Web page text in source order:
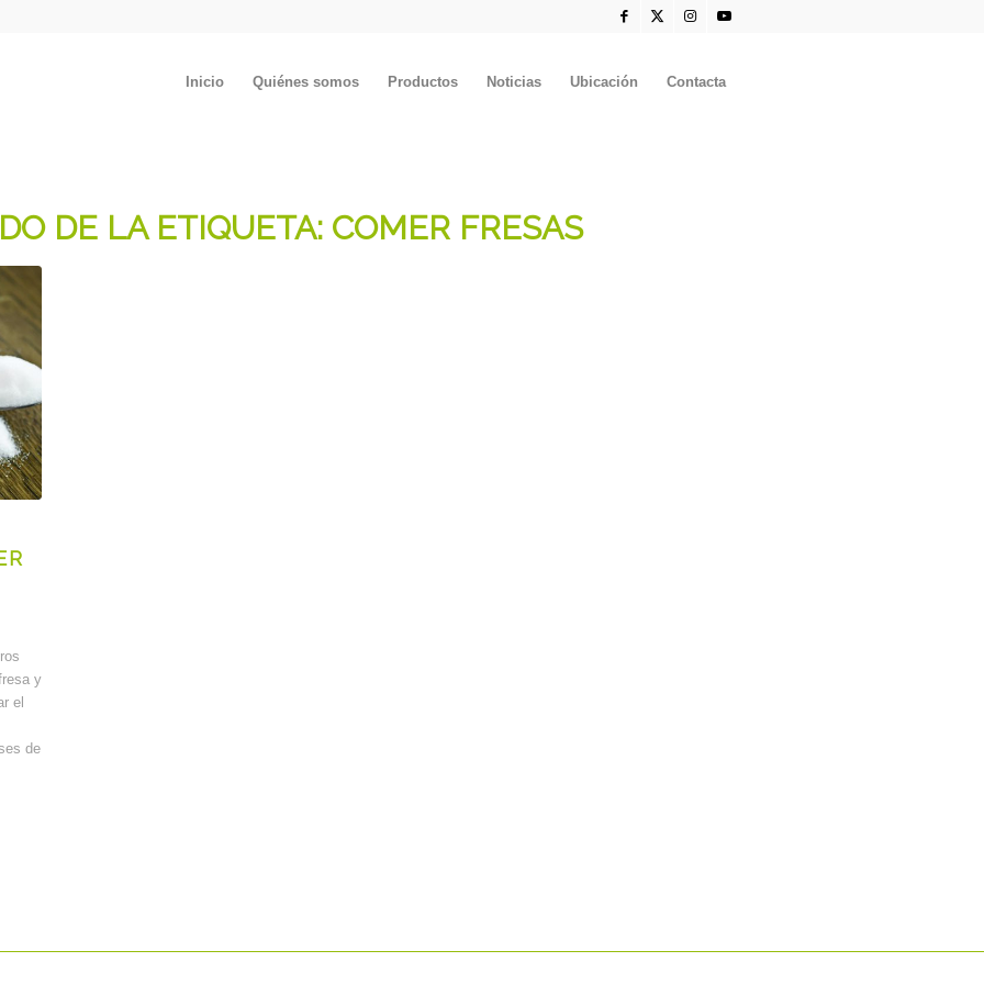
Inicio Quiénes somos Productos Noticias Ubicación Contacta
DE LA ETIQUETA: COMER FRESAS
y
el
de